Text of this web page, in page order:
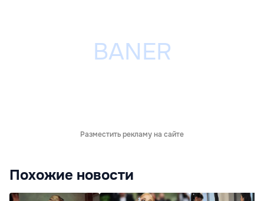
Разместить рекламу на сайте
Похожие новости